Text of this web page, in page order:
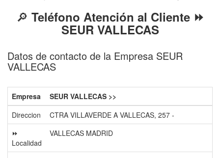
🔎 Teléfono Atención al Cliente ⏩
SEUR VALLECAS
Datos de contacto de la Empresa SEUR
VALLECAS
Empresa
SEUR VALLECAS >>
Direccion
CTRA VILLAVERDE A VALLECAS, 257 -
⏩
Localidad
VALLECAS MADRID